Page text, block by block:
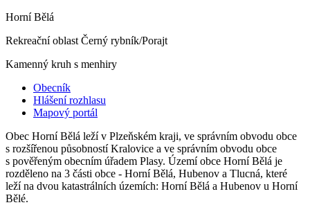
Horní Bělá
Rekreační oblast Černý rybník/Porajt
Kamenný kruh s menhiry
Obecník
Hlášení rozhlasu
Mapový portál
Obec Horní Bělá leží v Plzeňském kraji, ve správním obvodu obce
s rozšířenou působností Kralovice a ve správním obvodu obce
s pověřeným obecním úřadem Plasy. Území obce Horní Bělá je
rozděleno na 3 části obce - Horní Bělá, Hubenov a Tlucná, které
leží na dvou katastrálních územích: Horní Bělá a Hubenov u Horní
Bělé.